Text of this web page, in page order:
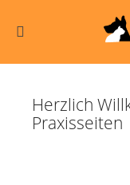
Herzlich
Praxisseiten